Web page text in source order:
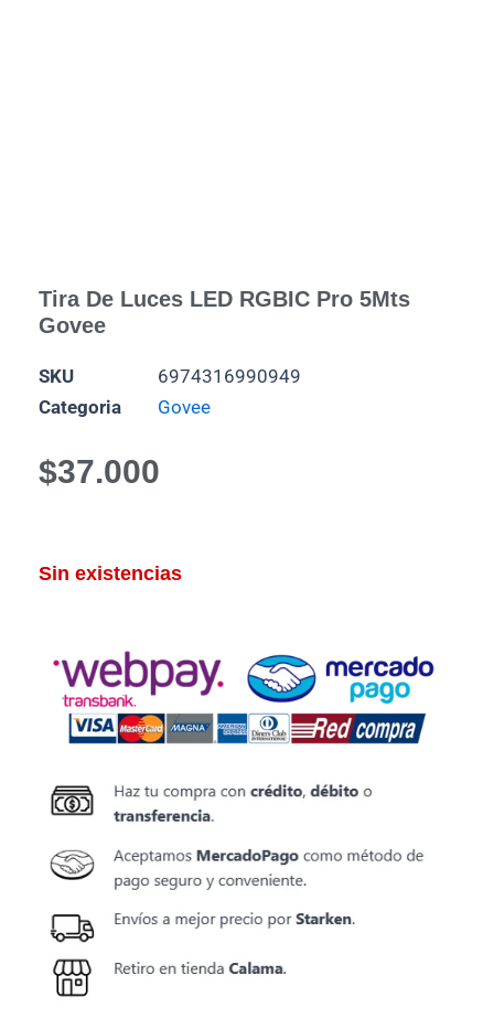
Tira De Luces LED RGBIC Pro 5Mts
Govee
SKU
6974316990949
Categoria
Govee
$37.000
Sin existencias